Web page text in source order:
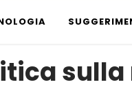
sulla